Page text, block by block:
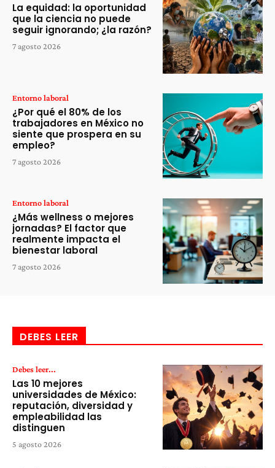
La equidad: la oportunidad
que la ciencia no puede
seguir ignorando; ¿la razón?
7 agosto 2026
Entorno laboral
¿Por qué el 80% de los
trabajadores en México no
siente que prospera en su
empleo?
7 agosto 2026
Entorno laboral
¿Más wellness o mejores
jornadas? El factor que
realmente impacta el
bienestar laboral
7 agosto 2026
DEBES LEER
Debes leer...
Las 10 mejores
universidades de México:
reputación, diversidad y
empleabilidad las
distinguen
5 agosto 2026